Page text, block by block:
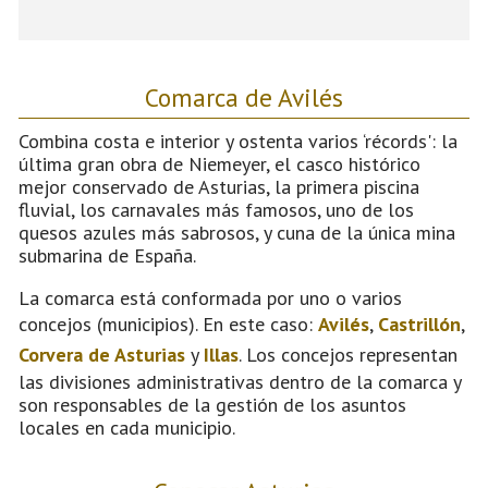
Comarca de Avilés
Combina costa e interior y ostenta varios ‘récords': la
última gran obra de Niemeyer, el casco histórico
mejor conservado de Asturias, la primera piscina
fluvial, los carnavales más famosos, uno de los
quesos azules más sabrosos, y cuna de la única mina
submarina de España.
La comarca está conformada por uno o varios
concejos (municipios). En este caso: Avilés, Castrillón,
Corvera de Asturias y Illas. Los concejos representan
las divisiones administrativas dentro de la comarca y
son responsables de la gestión de los asuntos
locales en cada municipio.